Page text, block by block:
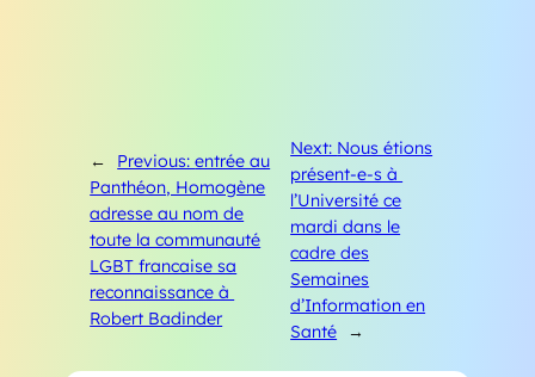
← Previous:entrée au
Panthéon, Homogène
adresse au nom de
toute la communauté
LGBT francaise sa
reconnaissance à
Robert Badinder
Next: Nous étions
présent-e-s à
l’Université ce
mardi dans le
cadre des
Semaines
d’Information en
Santé
→